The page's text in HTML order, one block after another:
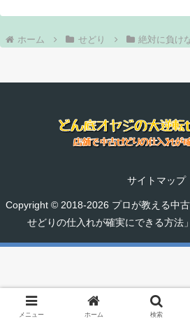
ホーム せどり 絶対に負け
サイトマップ
Copyright © 2018-2026 プロが教える中
せどりの仕入れが確実にできる方法
メニュー ホーム 検索